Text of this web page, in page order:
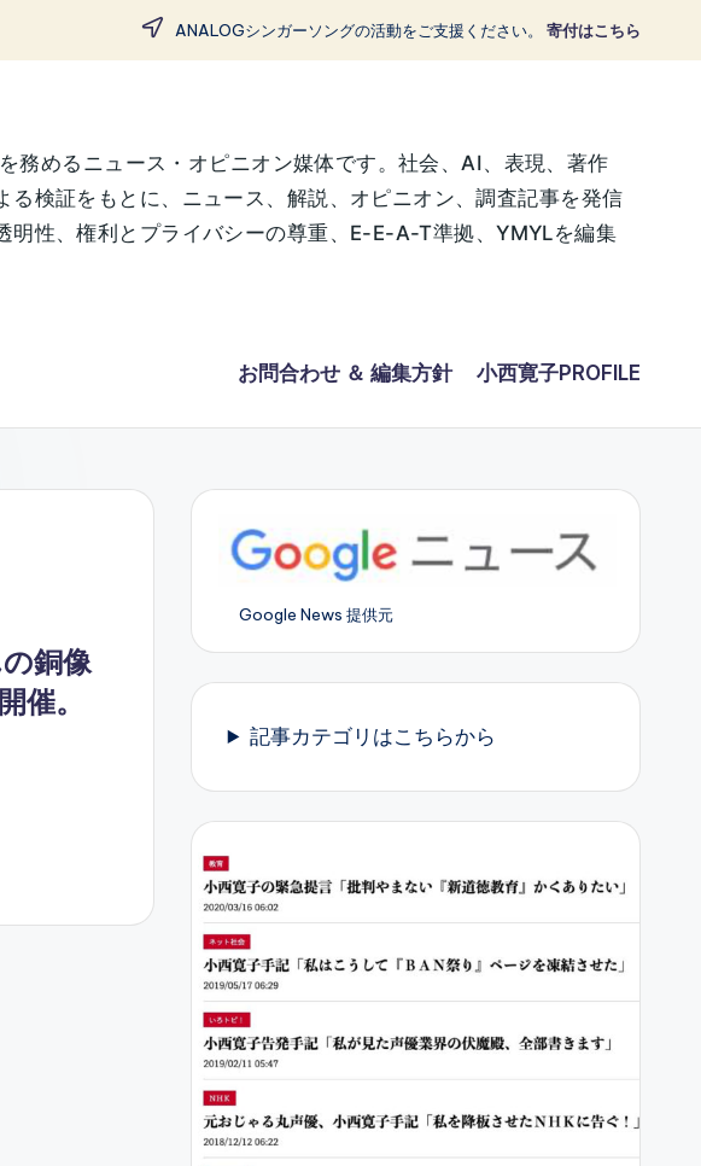
ANALOGシンガーソングの活動をご支援ください。 寄付はこちら
務めるニュース・オピニオン媒体です。社会、AI、表現、著作
検証をもとに、ニュース、解説、オピニオン、調査記事を発信
明性、権利とプライバシーの尊重、E-E-A-T準拠、YMYLを編集
お問合わせ ＆ 編集方針 小西寛子PROFILE
銅像
催。
Google News 提供元
記事カテゴリはこちらから